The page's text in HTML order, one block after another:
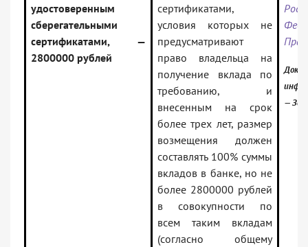
удостоверенным
сберегательными
сертификатами, —
2800000 рублей
сертификатами,
условия которых не
предусматривают
право владельца на
получение вклада по
требованию, и
внесенным на срок
более трех лет, размер
возмещения должен
составлять 100% суммы
вкладов в банке, но не
более 2800000 рублей
в совокупности по
всем таким вкладам
(согласно общему
—